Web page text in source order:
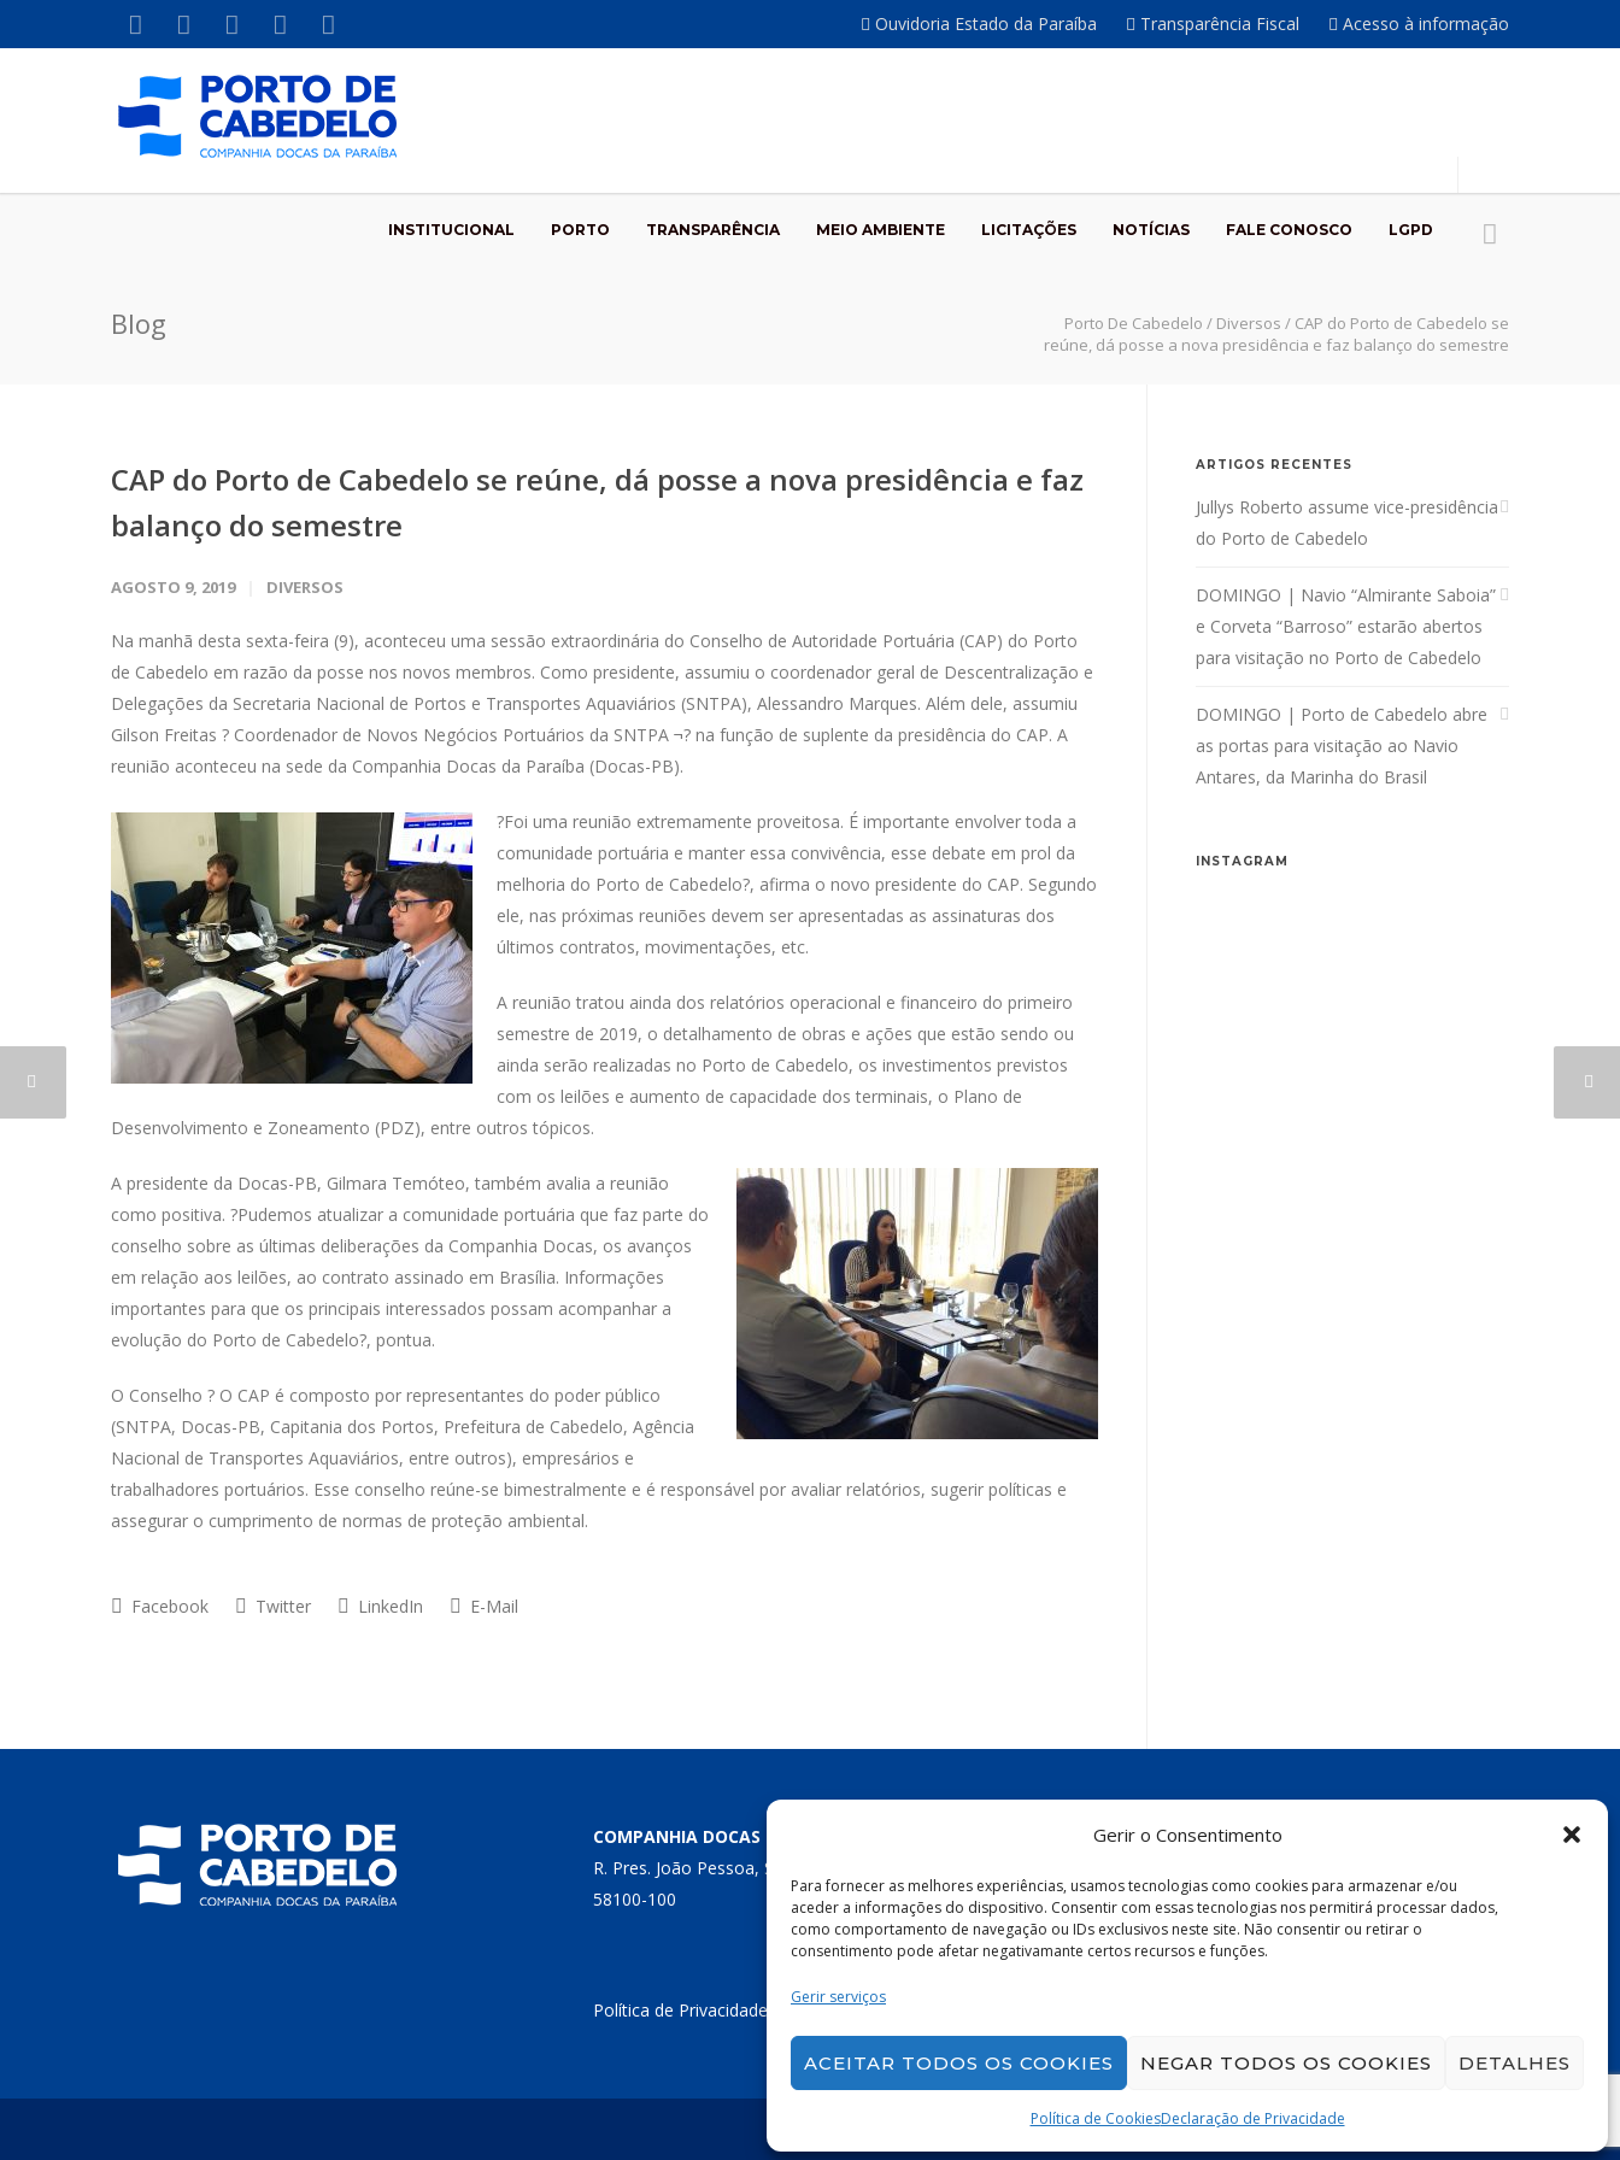
Gerir o Consentimento
Para fornecer as melhores experiências, usamos tecnologias como cookies para armazenar e/ou
aceder a informações do dispositivo. Consentir com essas tecnologias nos permitirá processar dados,
como comportamento de navegação ou IDs exclusivos neste site. Não consentir ou retirar o
consentimento pode afetar negativamante certos recursos e funções.
Gerir serviços
ACEITAR TODOS OS COOKIES NEGAR TODOS OS COOKIES DETALHES
Política de CookiesDeclaração de Privacidade
Ouvidoria Estado da Paraíba Transparência Fiscal Acesso à informação
INSTITUCIONAL PORTO TRANSPARÊNCIA MEIO AMBIENTE LICITAÇÕES NOTÍCIAS FALE CONOSCO LGPD
Blog Porto De Cabedelo / Diversos / CAP do Porto de Cabedelo se
reúne, dá posse a nova presidência e faz balanço do semestre
CAP do Porto de Cabedelo se reúne, dá posse a nova presidência e faz
balanço do semestre
AGOSTO 9, 2019 DIVERSOS
Na manhã desta sexta-feira (9), aconteceu uma sessão extraordinária do Conselho de Autoridade Portuária (CAP) do Porto
de Cabedelo em razão da posse nos novos membros. Como presidente, assumiu o coordenador geral de Descentralização e
Delegações da Secretaria Nacional de Portos e Transportes Aquaviários (SNTPA), Alessandro Marques. Além dele, assumiu
Gilson Freitas ? Coordenador de Novos Negócios Portuários da SNTPA ¬? na função de suplente da presidência do CAP. A
reunião aconteceu na sede da Companhia Docas da Paraíba (Docas-PB).
?Foi uma reunião extremamente proveitosa. É importante envolver toda a
comunidade portuária e manter essa convivência, esse debate em prol da
melhoria do Porto de Cabedelo?, afirma o novo presidente do CAP. Segundo
ele, nas próximas reuniões devem ser apresentadas as assinaturas dos
últimos contratos, movimentações, etc.
A reunião tratou ainda dos relatórios operacional e financeiro do primeiro
semestre de 2019, o detalhamento de obras e ações que estão sendo ou
ainda serão realizadas no Porto de Cabedelo, os investimentos previstos
com os leilões e aumento de capacidade dos terminais, o Plano de
Desenvolvimento e Zoneamento (PDZ), entre outros tópicos.
A presidente da Docas-PB, Gilmara Temóteo, também avalia a reunião
como positiva. ?Pudemos atualizar a comunidade portuária que faz parte do
conselho sobre as últimas deliberações da Companhia Docas, os avanços
em relação aos leilões, ao contrato assinado em Brasília. Informações
importantes para que os principais interessados possam acompanhar a
evolução do Porto de Cabedelo?, pontua.
O Conselho ? O CAP é composto por representantes do poder público
(SNTPA, Docas-PB, Capitania dos Portos, Prefeitura de Cabedelo, Agência
Nacional de Transportes Aquaviários, entre outros), empresários e
trabalhadores portuários. Esse conselho reúne-se bimestralmente e é responsável por avaliar relatórios, sugerir políticas e
assegurar o cumprimento de normas de proteção ambiental.
Facebook Twitter LinkedIn E-Mail
ARTIGOS RECENTES
Jullys Roberto assume vice-presidência
do Porto de Cabedelo
DOMINGO | Navio “Almirante Saboia”
e Corveta “Barroso” estarão abertos
para visitação no Porto de Cabedelo
DOMINGO | Porto de Cabedelo abre
as portas para visitação ao Navio
Antares, da Marinha do Brasil
INSTAGRAM
COMPANHIA DOCAS DA PARAÍBA
R. Pres. João Pessoa, S/N – Centro, Cabedelo – PB,
58100-100
Política de Privacidade Política de Cookies